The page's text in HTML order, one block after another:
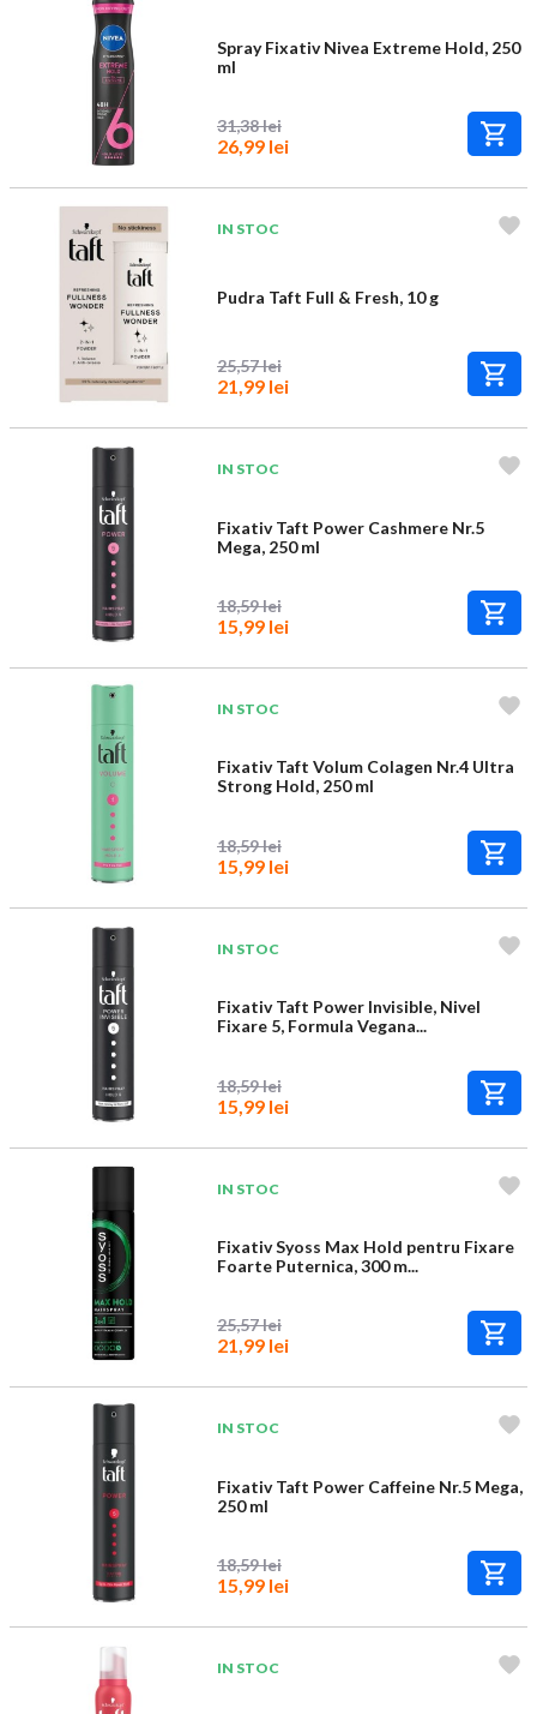
Spray Fixativ Nivea Extreme Hold, 250
ml
31,38 lei
26,99 lei
IN STOC
Pudra Taft Full & Fresh, 10 g
25,57 lei
21,99 lei
IN STOC
Fixativ Taft Power Cashmere Nr.5
Mega, 250 ml
18,59 lei
15,99 lei
IN STOC
Fixativ Taft Volum Colagen Nr.4 Ultra
Strong Hold, 250 ml
18,59 lei
15,99 lei
IN STOC
Fixativ Taft Power Invisible, Nivel
Fixare 5, Formula Vegana...
18,59 lei
15,99 lei
IN STOC
Fixativ Syoss Max Hold pentru Fixare
Foarte Puternica, 300 m...
25,57 lei
21,99 lei
IN STOC
Fixativ Taft Power Caffeine Nr.5 Mega,
250 ml
18,59 lei
15,99 lei
IN STOC